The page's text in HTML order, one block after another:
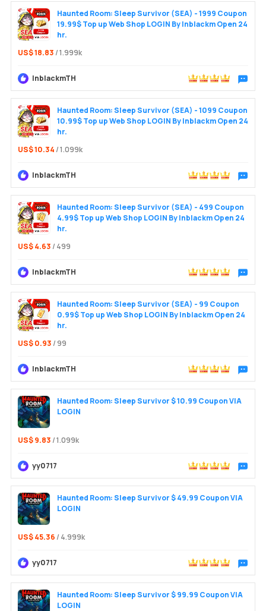
Haunted Room: Sleep Survivor (SEA) - 1999 Coupon
19.99$ Top up Web Shop LOGIN By Inblackm Open 24
hr.
US$ 18.83 / 1.999k
InblackmTH
Trò
Haunted Room: Sleep Survivor (SEA) - 1099 Coupon
10.99$ Top up Web Shop LOGIN By Inblackm Open 24
hr.
US$ 10.34 / 1.099k
InblackmTH
Trò
Haunted Room: Sleep Survivor (SEA) - 499 Coupon
4.99$ Top up Web Shop LOGIN By Inblackm Open 24
hr.
US$ 4.63 / 499
InblackmTH
Trò
Haunted Room: Sleep Survivor (SEA) - 99 Coupon
0.99$ Top up Web Shop LOGIN By Inblackm Open 24
hr.
US$ 0.93 / 99
InblackmTH
Trò
Haunted Room: Sleep Survivor $ 10.99 Coupon VIA
LOGIN
US$ 9.83 / 1.099k
yy0717
Trò
Haunted Room: Sleep Survivor $ 49.99 Coupon VIA
LOGIN
US$ 45.36 / 4.999k
yy0717
Trò
Haunted Room: Sleep Survivor $ 99.99 Coupon VIA
LOGIN